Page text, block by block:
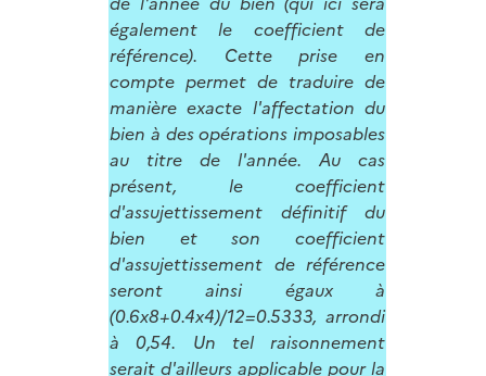
également le coefficient de
référence). Cette prise en
compte permet de traduire de
manière exacte l'affectation du
bien à des opérations imposables
au titre de l'année. Au cas
présent, le coefficient
d'assujettissement définitif du
bien et son coefficient
d'assujettissement de référence
seront ainsi égaux à
(0.6x8+0.4x4)/12=0.5333, arrondi
à 0,54. Un tel raisonnement
serait d'ailleurs applicable pour la